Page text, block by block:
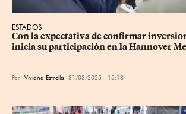
ESTADOS
Con la expectativa de confirmar
inicia su participación en la Hannover
Por Viviana Estrella 31/03/2025 - 15:18